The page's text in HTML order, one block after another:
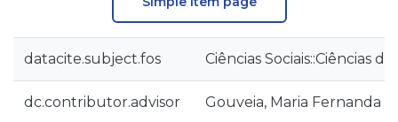
datacite.subject.fos Ciências Sociais::Ciências
dc.contributor.advisor Gouveia, Maria Fernanda